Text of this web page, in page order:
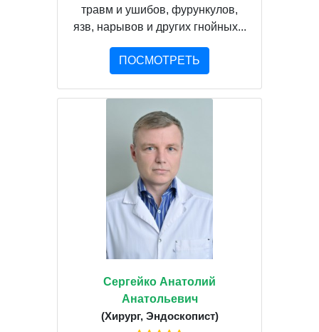
травм и ушибов, фурункулов,
язв, нарывов и других гнойных...
ПОСМОТРЕТЬ
Сергейко Анатолий
Анатольевич
(Хирург, Эндоскопист)